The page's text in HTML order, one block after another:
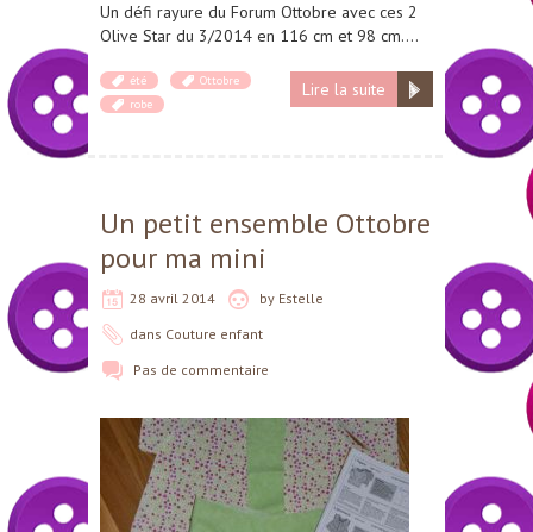
Un défi rayure du Forum Ottobre avec ces 2
Olive Star du 3/2014 en 116 cm et 98 cm….
Lire la suite
été
Ottobre
robe
Un petit ensemble Ottobre
pour ma mini
28 avril 2014 by Estelle
dans Couture enfant
Pas de commentaire